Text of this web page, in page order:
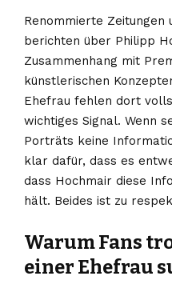
Renommierte Zeitungen
berichten über Philipp
Zusammenhang mit
künstlerischen
Ehefrau fehlen dort
wichtiges Signal. Wenn
Porträts keine
klar dafür, dass es
dass Hochmair diese
hält. Beides ist zu
Warum Fans
einer Ehefrau